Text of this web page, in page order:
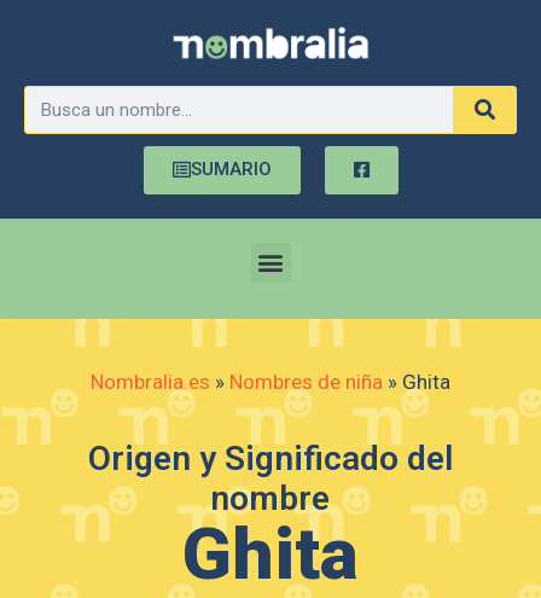
SUMARIO
Nombralia.es » Nombres de niña » Ghita
Origen y Significado del
nombre
Ghita